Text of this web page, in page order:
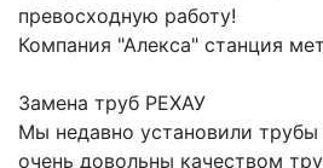
превосходную работу!
Компания "Алекса" станция
Замена труб РЕХАУ
Мы недавно установили
очень довольны качеством